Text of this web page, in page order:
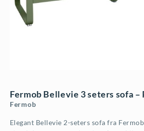
Fermob Bellevie 3 seters sofa
Fermob
Elegant Bellevie 2-seters sofa fra